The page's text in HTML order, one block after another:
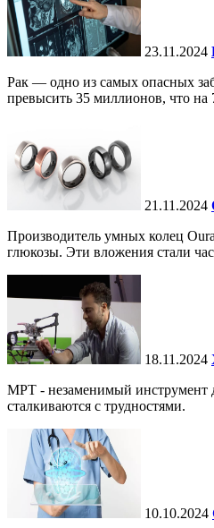
23.11.2024
Рак — одно из самых опасных
превысить 35 миллионов, что на
21.11.2024
Производитель умных колец
глюкозы. Эти вложения стали
18.11.2024
МРТ - незаменимый инструмент
сталкиваются с трудностями.
10.10.2024